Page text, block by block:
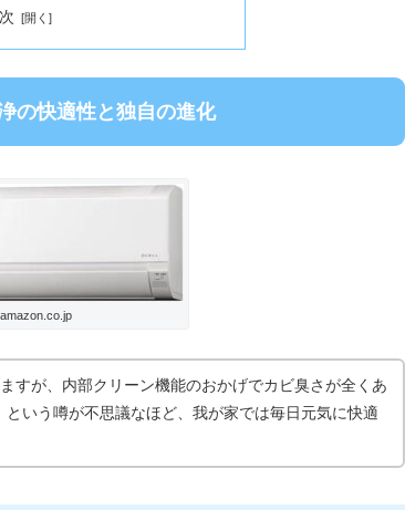
の快適性と独自の進化
すが、内部クリーン機能のおかげでカビ臭さが全くあ
いう噂が不思議なほど、我が家では毎日元気に快適